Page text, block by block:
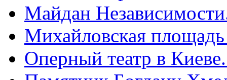
Майдан
Михайловская
Оперный театр в